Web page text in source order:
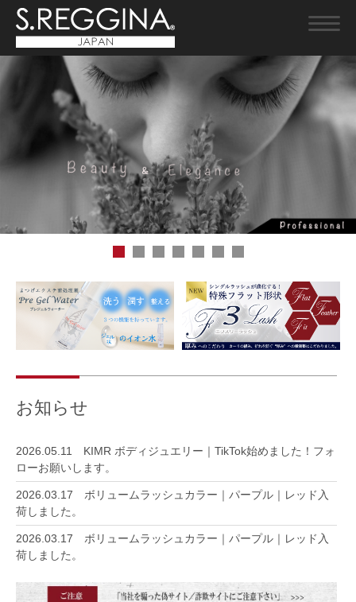
お知らせ
2026.05.11
KIMR ボディジュエリー｜TikTok始めました！フォ
ローお願いします。
2026.03.17
ボリュームラッシュカラー｜パープル｜レッド入
荷しました。
2026.03.17
ボリュームラッシュカラー｜パープル｜レッド入
荷しました。
2025.11.22 下まつげの苦手意識｜ブログを更新しました。